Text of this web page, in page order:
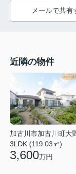
メールで共有
近隣の物件
加古川市加古川町大
3LDK (119.03㎡)
3,600万円